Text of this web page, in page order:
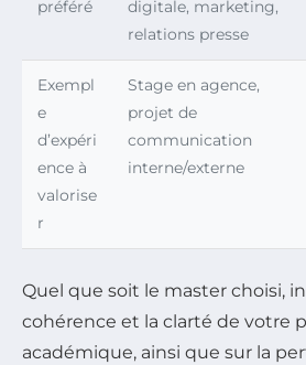
préféré
digitale, marketing,
relations presse
Exempl
e
d’expéri
ence à
valorise
r
Stage en agence,
projet de
communication
interne/externe
Quel que soit le master choisi,
cohérence et la clarté de votre
académique, ainsi que sur la